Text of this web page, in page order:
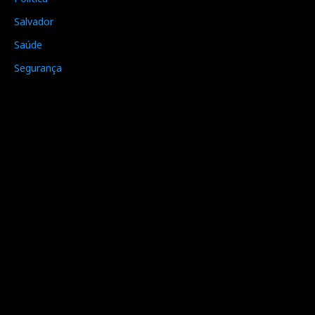
Salvador
Saúde
Segurança